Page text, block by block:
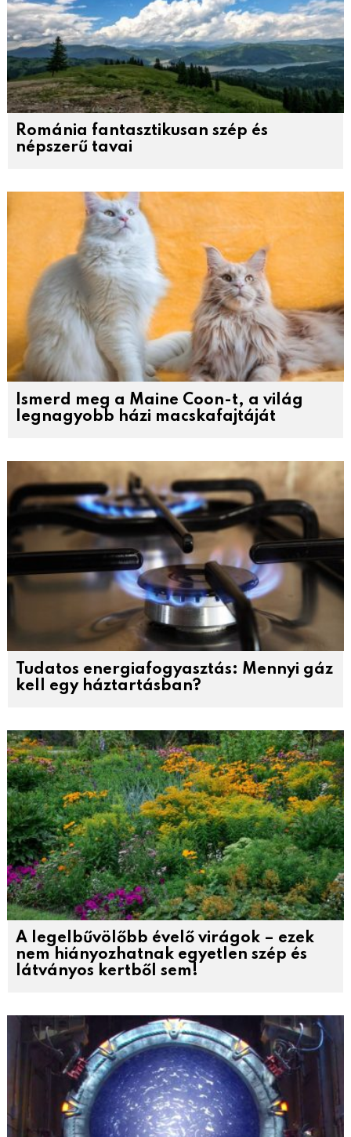
Románia fantasztikusan szép és
népszerű tavai
Ismerd meg a Maine Coon-t, a világ
legnagyobb házi macskafajtáját
Tudatos energiafogyasztás: Mennyi gáz
kell egy háztartásban?
A legelbűvölőbb évelő virágok – ezek
nem hiányozhatnak egyetlen szép és
látványos kertből sem!